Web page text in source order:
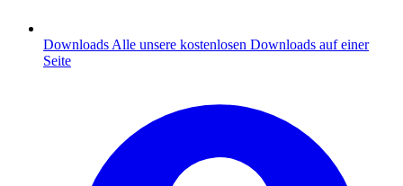
Downloads Alle unsere kostenlosen Downloads auf einer
Seite